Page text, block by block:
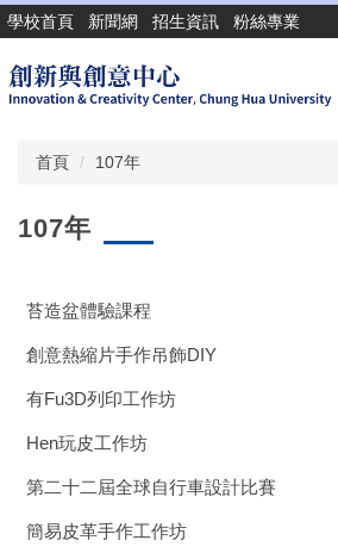
跳
到
主
要
學校首頁 新聞網 招生資訊 粉絲專業
首頁 107年
107年
苔造盆體驗課程
創意熱縮片手作吊飾DIY
有Fu3D列印工作坊
Hen玩皮工作坊
第二十二屆全球自行車設計比賽
簡易皮革手作工作坊